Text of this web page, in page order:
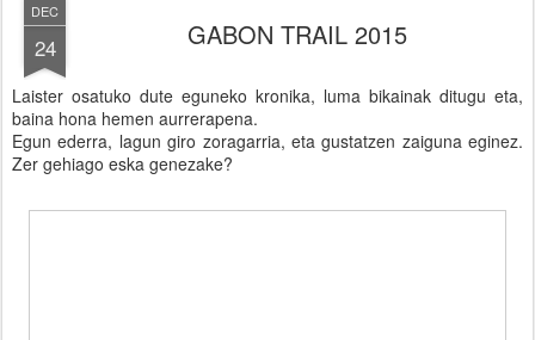
DEC
24 GABON TRAIL 2015
Laister osatuko dute eguneko kronika, luma bikainak ditugu eta,
baina hona hemen aurrerapena.
Egun ederra, lagun giro zoragarria, eta gustatzen zaiguna eginez.
Zer gehiago eska genezake?